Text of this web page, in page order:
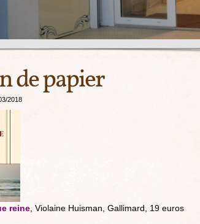
de papier
2018
reine , Violaine Huisman, Gallimard, 19 euros